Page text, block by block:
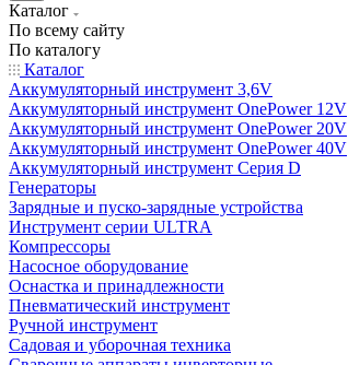
Каталог
По всему сайту
По каталогу
Каталог
Аккумуляторный инструмент 3,6V
Аккумуляторный инструмент OnePower 12V
Аккумуляторный инструмент OnePower 20V
Аккумуляторный инструмент OnePower 40V
Аккумуляторный инструмент Серия D
Генераторы
Зарядные и пуско-зарядные устройства
Инструмент серии ULTRA
Компрессоры
Насосное оборудование
Оснастка и принадлежности
Пневматический инструмент
Ручной инструмент
Садовая и уборочная техника